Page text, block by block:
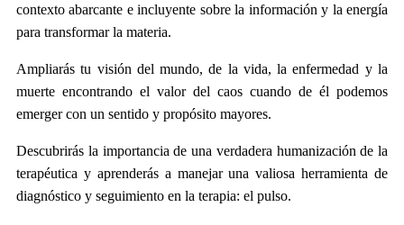
contexto abarcante e incluyente sobre la información y la energía
para transformar la materia.
Ampliarás tu visión del mundo, de la vida, la enfermedad y la
muerte encontrando el valor del caos cuando de él podemos
emerger con un sentido y propósito mayores.
Descubrirás la importancia de una verdadera humanización de la
terapéutica y aprenderás a manejar una valiosa herramienta de
diagnóstico y seguimiento en la terapia: el pulso.